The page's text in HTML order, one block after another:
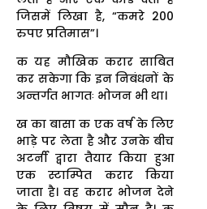
जिसमें लिखा है, “कमरे 200
रुपए प्रतिमास”।
क यह मौखिक करार साबित
कर सकेगा कि इन निबंधनों के
अन्तर्गत भागतः भोजन भी था।
ख का बासा क एक वर्ष के लिए
भाड़े पर लेता है और उनके बीच
अटर्नी द्वारा तैयार किया हुआ
एक स्टाम्पित करार किया
जाता है। वह करार भोजन देने